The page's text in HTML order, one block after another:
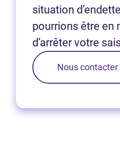
situation
pourrions être en
d’arrêter votre
Nous